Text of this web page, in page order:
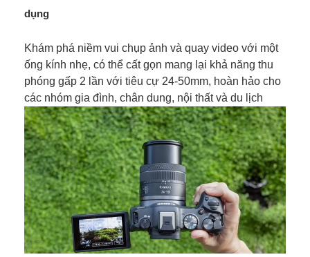
dụng
Khám phá niềm vui chụp ảnh và quay video với một
ống kính nhẹ, có thể cất gọn mang lại khả năng thu
phóng gấp 2 lần với tiêu cự 24-50mm, hoàn hảo cho
các nhóm gia đình, chân dung, nội thất và du lịch